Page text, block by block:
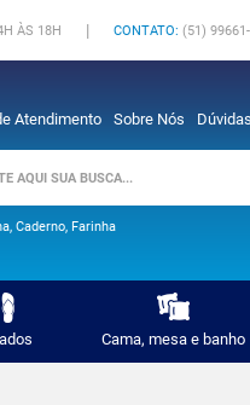
ÀS 18H | CONTATO: (51)
Atendimento Sobre Nós Dúvidas
Caderno, Farinha
Cama, mesa e banho